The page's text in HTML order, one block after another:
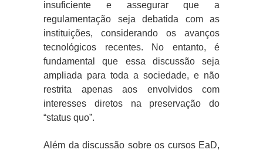
insuficiente e assegurar que a
regulamentação seja debatida com as
instituições, considerando os avanços
tecnológicos recentes. No entanto, é
fundamental que essa discussão seja
ampliada para toda a sociedade, e não
restrita apenas aos envolvidos com
interesses diretos na preservação do
“status quo”.
Além da discussão sobre os cursos EaD,